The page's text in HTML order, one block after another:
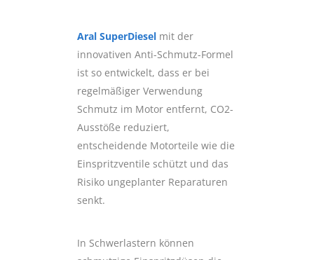
Aral SuperDiesel mit der
innovativen Anti-Schmutz-Formel
ist so entwickelt, dass er bei
regelmäßiger Verwendung
Schmutz im Motor entfernt, CO2-
Ausstöße reduziert,
entscheidende Motorteile wie die
Einspritzventile schützt und das
Risiko ungeplanter Reparaturen
senkt.
In Schwerlastern können